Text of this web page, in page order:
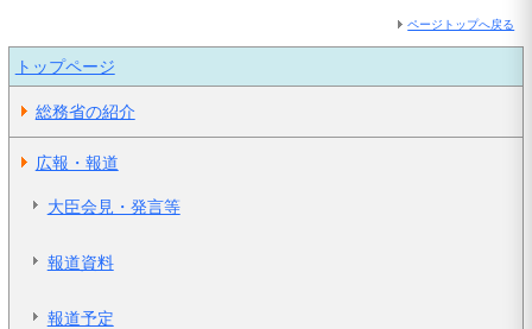
ページトップへ戻る
トップページ
総務省の紹介
広報・報道
大臣会見・発言等
報道資料
報道予定